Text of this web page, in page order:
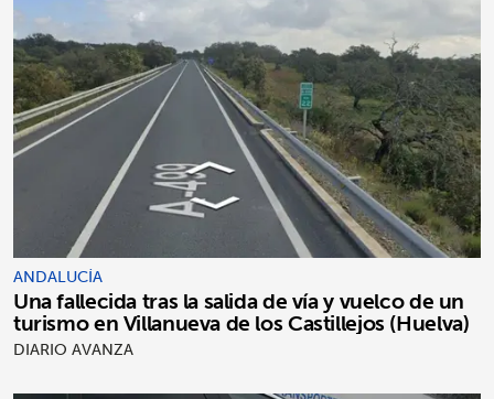
ANDALUCÍA
Una fallecida tras la salida de vía y vuelco de un
turismo en Villanueva de los Castillejos (Huelva)
DIARIO AVANZA